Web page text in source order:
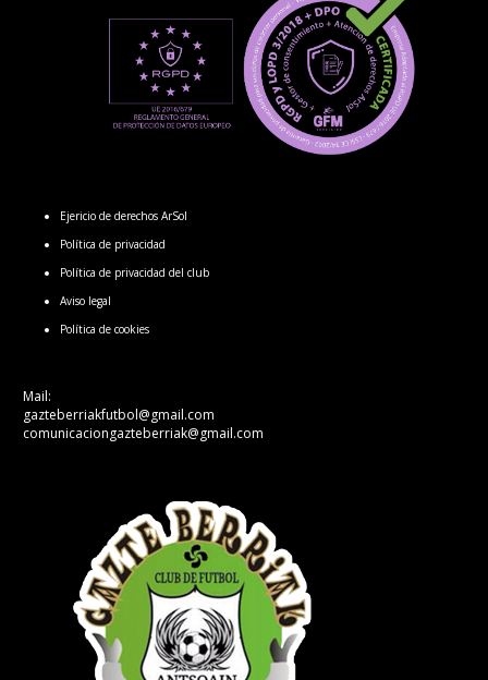
Ejericio de derechos ArSol
Política de privacidad
Política de privacidad del club
Aviso legal
Política de cookies
Mail:
gazteberriakfutbol@gmail.com
comunicaciongazteberriak@gmail.com